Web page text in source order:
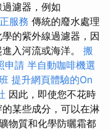
濾器，例如
服務 傳統的廢水處理
的紫外線過濾器，因
入河流或海洋。 搬
申請 半自動咖啡機選
提升網頁體驗的On
因此，即使您不花時
某些成分，可以在淋
物質和化學防曬霜都